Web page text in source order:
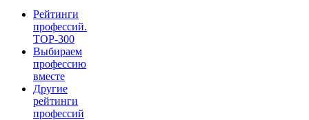
Рейтинги
профессий.
TOP-300
Выбираем
профессию
вместе
Другие
рейтинги
профессий